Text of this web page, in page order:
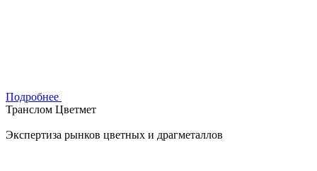
Подробнее
Транслом Цветмет
Экспертиза рынков цветных и драгметаллов